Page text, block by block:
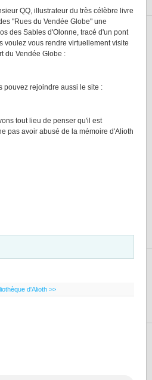
QQ, illustrateur du très célèbre livre
"Rues du Vendée Globe" une
des Sables d'Olonne, tracé d'un pont
voulez vous rendre virtuellement visite
du Vendée Globe :
pouvez rejoindre aussi le site :
tout lieu de penser qu'il est
pas avoir abusé de la mémoire d'Alioth
d'Alioth >>